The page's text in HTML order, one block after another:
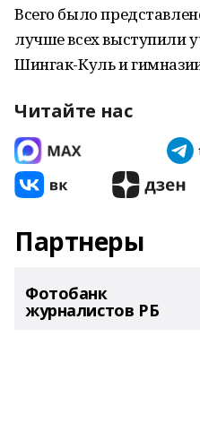
Всего было
лучше всех выступили
Шингак-Куль и
Читайте нас
Партнеры
Фотобанк
журналистов РБ